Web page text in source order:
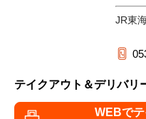
JR東
テイクアウト＆デリバリ
WEBで